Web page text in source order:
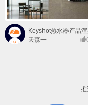
Keyshot热水器产品
天森一